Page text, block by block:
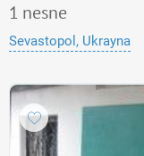
1 nesne
Sevastopol, Ukrayna